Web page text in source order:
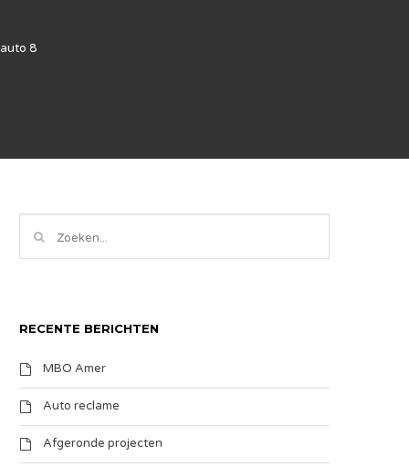
8
RECENTE BERICHTEN
MBO Amer
Auto reclame
Afgeronde projecten